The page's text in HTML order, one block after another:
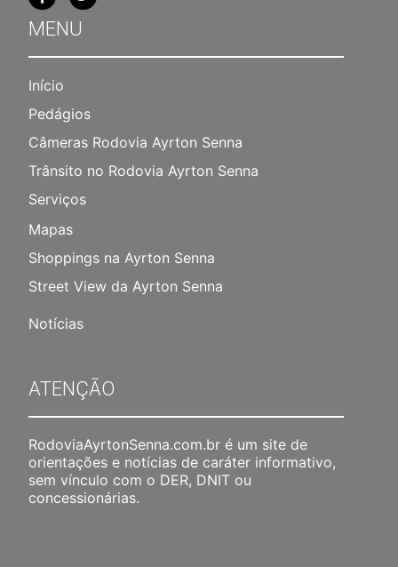
MENU
Início
Pedágios
Câmeras Rodovia Ayrton Senna
Trânsito no Rodovia Ayrton Senna
Serviços
Mapas
Shoppings na Ayrton Senna
Street View da Ayrton Senna
Notícias
ATENÇÃO
RodoviaAyrtonSenna.com.br é um site de
orientações e notícias de caráter informativo,
sem vínculo com o DER, DNIT ou
concessionárias.